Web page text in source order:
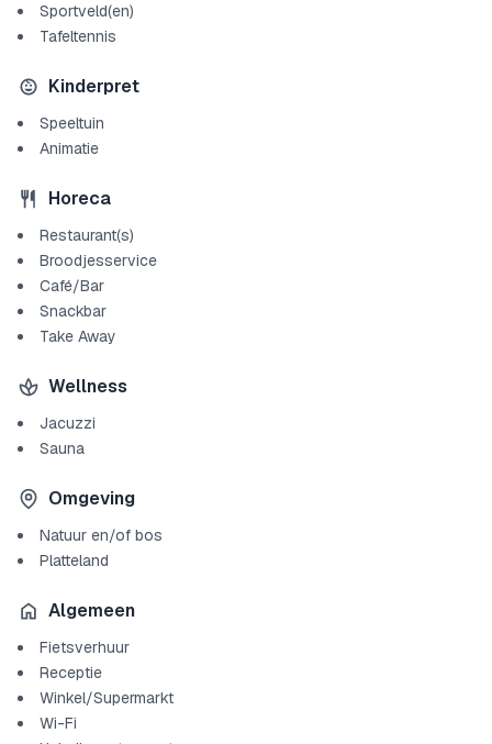
Sportveld(en)
Tafeltennis
Kinderpret
Speeltuin
Animatie
Horeca
Restaurant(s)
Broodjesservice
Café/Bar
Snackbar
Take Away
Wellness
Jacuzzi
Sauna
Omgeving
Natuur en/of bos
Platteland
Algemeen
Fietsverhuur
Receptie
Winkel/Supermarkt
Wi-Fi